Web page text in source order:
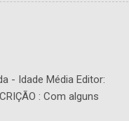
- Idade Média Editor:
: Com alguns